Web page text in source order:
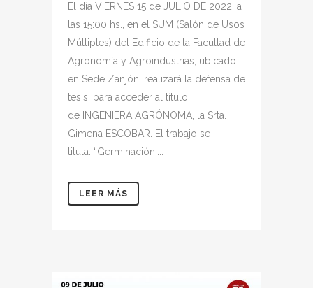
El día VIERNES 15 de JULIO DE 2022, a
las 15:00 hs., en el SUM (Salón de Usos
Múltiples) del Edificio de la Facultad de
Agronomía y Agroindustrias, ubicado
en Sede Zanjón, realizará la defensa de
tesis, para acceder al título
de INGENIERA AGRÓNOMA, la Srta.
Gimena ESCOBAR. El trabajo se
titula: “Germinación,...
LEER MÁS